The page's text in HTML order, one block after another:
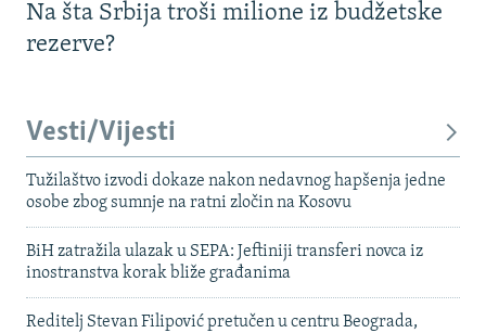
Na šta Srbija troši milione iz budžetske
rezerve?
Vesti/Vijesti
Tužilaštvo izvodi dokaze nakon nedavnog hapšenja jedne
osobe zbog sumnje na ratni zločin na Kosovu
BiH zatražila ulazak u SEPA: Jeftiniji transferi novca iz
inostranstva korak bliže građanima
Reditelj Stevan Filipović pretučen u centru Beograda,